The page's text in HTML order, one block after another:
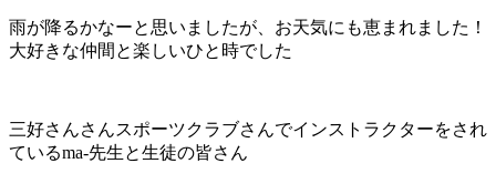
雨が降るかなーと思いましたが、お天気にも恵まれました！
大好きな仲間と楽しいひと時でした
三好さんさんスポーツクラブさんでインストラクターをされ
ているma-先生と生徒の皆さん